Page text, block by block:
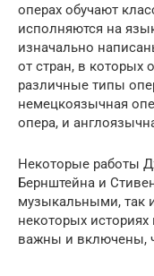
операх обучают
исполняются на
изначально
от стран, в которых
различные типы
немецкоязычная
опера, и
Некоторые работы
Бернштейна и
музыкальными, так
некоторых
важны и включены,